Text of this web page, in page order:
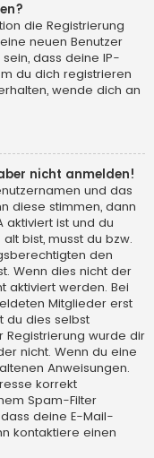
die Registrierung
neuen Benutzer
dass deine IP-
du dich registrieren
wende dich an
nicht anmelden!
und das
diese stimmen, dann
aktiviert ist und du
bist, musst du bzw.
den
Wenn dies nicht der
aktiviert werden. Bei
Mitglieder erst
du dies selbst
Registrierung wurde dir
nicht. Wenn du eine
Anweisungen.
korrekt
Spam-Filter
deine E-Mail-
kontaktiere einen